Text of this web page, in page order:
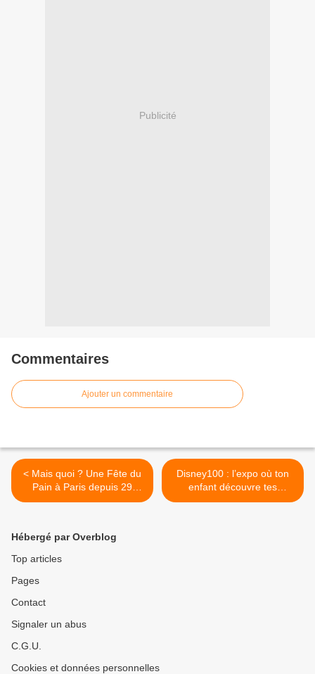
Publicité
Commentaires
Ajouter un commentaire
< Mais quoi ? Une Fête du
Pain à Paris depuis 29
ans… et je ne découvre ça
Disney100 : l’expo où ton
enfant découvre tes
héros… et inversement ! >
Hébergé par Overblog
Top articles
Pages
Contact
Signaler un abus
C.G.U.
Cookies et données personnelles